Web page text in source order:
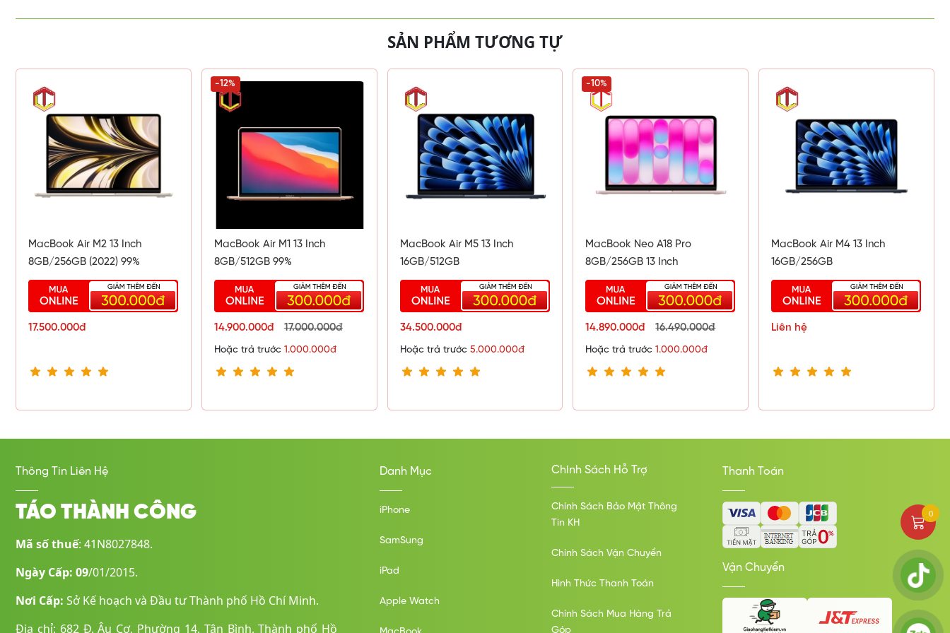
SẢN PHẨM TƯƠNG TỰ
MacBook Air M2 13 Inch
8GB/256GB (2022) 99%
17.500.000đ
MacBook Air M1 13 Inch
8GB/512GB 99%
14.900.000đ 17.000.000đ
-12%
Hoặc trả trước 1.000.000đ
MacBook Air M5 13 Inch
16GB/512GB
34.500.000đ
Hoặc trả trước 5.000.000đ
MacBook Neo A18 Pro
8GB/256GB 13 Inch
14.890.000đ 16.490.000đ
-10%
Hoặc trả trước1.000.000đ
MacBook Air M4 13 Inch
16GB/256GB
Liên hệ
Thông Tin Liên Hệ
TÁO THÀNH CÔNG
Mã số thuế: 41N8027848.
Ngày Cấp: 09/01/2015.
Nơi Cấp: Sở Kế hoạch và Đầu tư Thành phố Hồ Chí Minh.
Địa chỉ: 682 Đ. Âu Cơ, Phường 14, Tân Bình, Thành phố Hồ
Danh Mục
iPhone
SamSung
iPad
Apple Watch
Chính Sách Hỗ Trợ
Chính Sách Bảo Mật Thông
Tin KH
Chính Sách Vận Chuyển
Hình Thức Thanh Toán
Chính Sách Mua Hàng Trả
Góp
Thanh Toán
Vận Chuyển
0